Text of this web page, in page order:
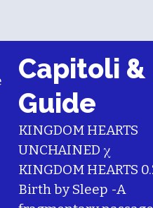
Capitoli &
Guide
KINGDOM HEARTS
UNCHAINED χ
KINGDOM HEARTS
Birth by Sleep -A